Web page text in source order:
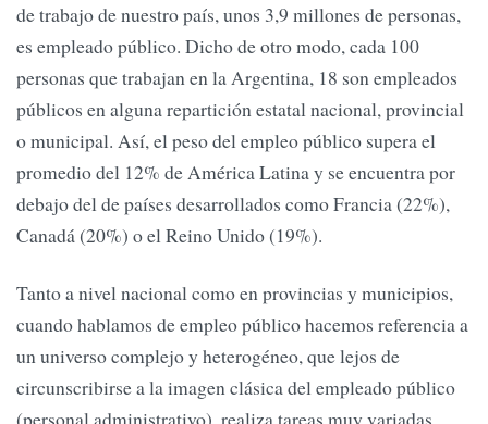
de trabajo de nuestro país, unos 3,9 millones de personas,
es empleado público. Dicho de otro modo, cada 100
personas que trabajan en la Argentina, 18 son empleados
públicos en alguna repartición estatal nacional, provincial
o municipal. Así, el peso del empleo público supera el
promedio del 12% de América Latina y se encuentra por
debajo del de países desarrollados como Francia (22%),
Canadá (20%) o el Reino Unido (19%).
Tanto a nivel nacional como en provincias y municipios,
cuando hablamos de empleo público hacemos referencia a
un universo complejo y heterogéneo, que lejos de
circunscribirse a la imagen clásica del empleado público